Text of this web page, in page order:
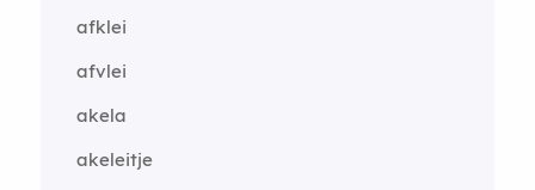
afklei
afvlei
akela
akeleitje